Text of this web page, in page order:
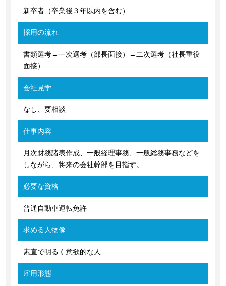
新卒者（卒業後３年以内を含む）
採用の流れ
書類選考→一次選考（部長面接）→二次選考（社長重役
面接）
会社見学
なし、要相談
仕事内容
月次財務諸表作成、一般経理事務、一般総務事務などを
しながら、将来の会社幹部を目指す。
必要な資格
普通自動車運転免許
求める人物像
素直で明るく意欲的な人
雇用形態